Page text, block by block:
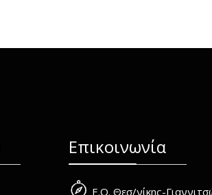
Επικοινωνία
Ε.Ο. Θεσ/νίκης-